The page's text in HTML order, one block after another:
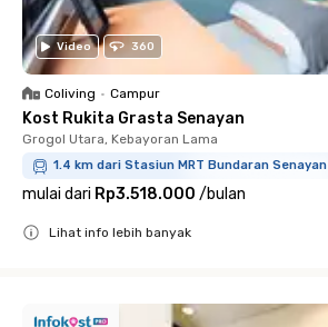
Video 360
Coliving • Campur
Kost Rukita Grasta Senayan
Grogol Utara, Kebayoran Lama
1.4 km dari Stasiun MRT Bundaran Senayan
mulai dari Rp3.518.000 /bulan
Lihat info lebih banyak